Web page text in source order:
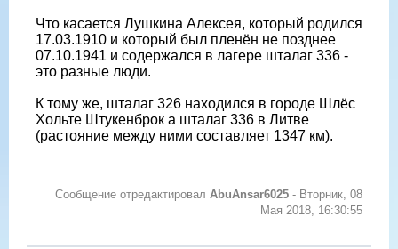
Что касается Лушкина Алексея, который родился
17.03.1910 и который был пленён не позднее
07.10.1941 и содержался в лагере шталаг 336 -
это разные люди.
К тому же, шталаг 326 находился в городе Шлёс
Хольте Штукенброк а шталаг 336 в Литве
(растояние между ними составляет 1347 км).
Сообщение отредактировал AbuAnsar6025 - Вторник, 08
Мая 2018, 16:30:55